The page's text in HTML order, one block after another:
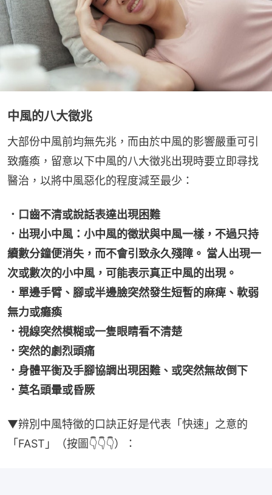
中風的八大徵兆
大部份中風前均無先兆，而由於中風的影響嚴重可引
致癱瘓，留意以下中風的八大徵兆出現時要立即尋找
醫治，以將中風惡化的程度減至最少：
．口齒不清或說話表達出現困難
．出現小中風：小中風的徵狀與中風一樣，不過只持
續數分鐘便消失，而不會引致永久殘障。 當人出現一
次或數次的小中風，可能表示真正中風的出現。
．單邊手臂、腳或半邊臉突然發生短暫的麻痺、軟弱
無力或癱瘓
．視線突然模糊或一隻眼睛看不清楚
．突然的劇烈頭痛
．身體平衡及手腳協調出現困難、或突然無故倒下
．莫名頭暈或昏厥
▼辨別中風特徵的口訣正好是代表「快速」之意的
「FAST」（按圖👇👇👇）：